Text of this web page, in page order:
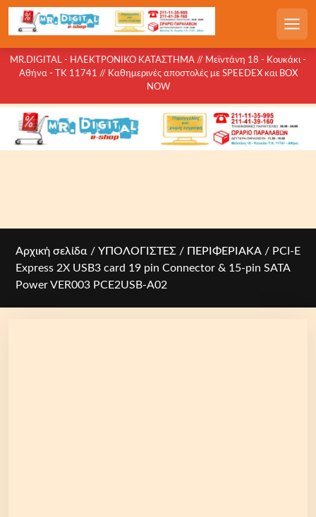
c
MR.DIGITAL - ΗΛΕΚΤΡΟΝΙΚΟ ΚΑΤΑΣΤΗΜΑ // Μεϊντάνη 18 - Κουκάκι -
Αθήνα - ΤΚ 11741 // Καθημερινές αποστολές με SPEEDEX και BOX
NOW
Αρχική σελίδα / ΥΠΟΛΟΓΙΣΤΕΣ / ΠΕΡΙΦΕΡΙΑΚΑ / PCI-E
Express 2X USB3 card 19 pin Connector & 15-pin SATA
Power VER003 PCE2USB-A02